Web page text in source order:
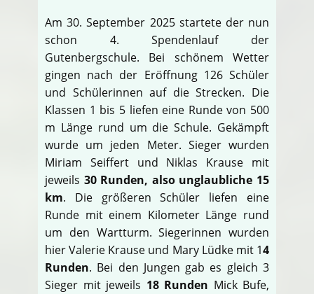
Am 30. September 2025 startete der nun
schon 4. Spendenlauf der
Gutenbergschule. Bei schönem Wetter
gingen nach der Eröffnung 126 Schüler
und Schülerinnen auf die Strecken. Die
Klassen 1 bis 5 liefen eine Runde von 500
m Länge rund um die Schule. Gekämpft
wurde um jeden Meter. Sieger wurden
Miriam Seiffert und Niklas Krause mit
jeweils 30 Runden, also unglaubliche 15
km. Die größeren Schüler liefen eine
Runde mit einem Kilometer Länge rund
um den Wartturm. Siegerinnen wurden
hier Valerie Krause und Mary Lüdke mit 14
Runden. Bei den Jungen gab es gleich 3
Sieger mit jeweils 18 Runden Mick Bufe,